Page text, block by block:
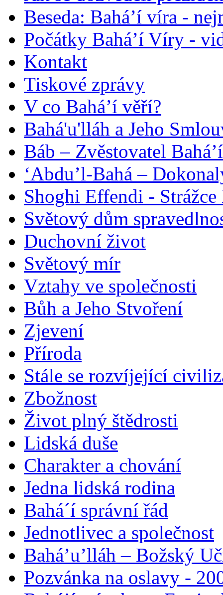
Beseda: Bahá’í víra -
Počátky Bahá’í Víry -
Kontakt
Tiskové zprávy
V co Bahá’í věří?
Bahá'u'lláh a Jeho
Báb – Zvěstovatel
‘Abdu’l-Bahá –
Shoghi Effendi -
Světový dům
Duchovní život
Světový mír
Vztahy ve společnosti
Bůh a Jeho Stvoření
Zjevení
Příroda
Stále se rozvíjející
Zbožnost
Život plný štědrosti
Lidská duše
Charakter a chování
Jedna lidská rodina
Bahá´í správní řád
Jednotlivec a společnost
Bahá’u’lláh – Božský
Pozvánka na oslavy -